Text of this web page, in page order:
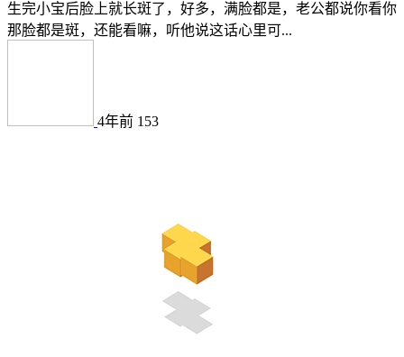
生完小宝后脸上就长斑了，好多，满脸都是，老公都说你看你
那脸都是斑，还能看嘛，听他说这话心里可...
4年前 153